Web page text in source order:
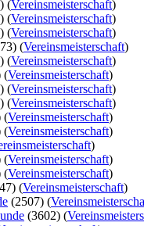
(Vereinsmeisterschaft)
(Vereinsmeisterschaft)
(Vereinsmeisterschaft)
(Vereinsmeisterschaft)
(Vereinsmeisterschaft)
(Vereinsmeisterschaft)
(Vereinsmeisterschaft)
(Vereinsmeisterschaft)
(Vereinsmeisterschaft)
(Vereinsmeisterschaft)
)
(Vereinsmeisterschaft)
(Vereinsmeisterschaft)
(Vereinsmeisterschaft)
(2507) (
(3602) (